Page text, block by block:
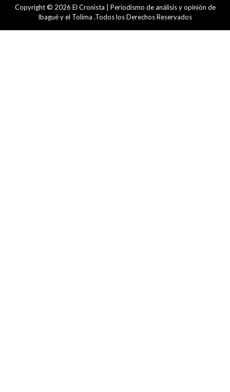
Copyright © 2026 El Cronista | Periodismo de análisis y opinión de
Ibagué y el Tolima .Todos los Derechos Reservados